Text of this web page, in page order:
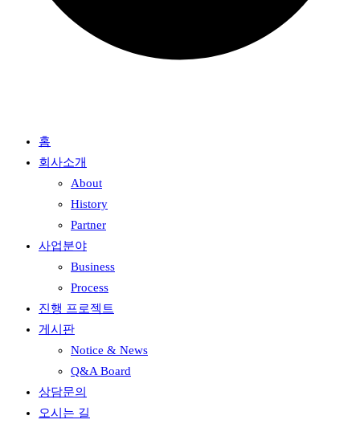
홈
회사소개
About
History
Partner
사업분야
Business
Process
진행 프로젝트
게시판
Notice & News
Q&A Board
상담문의
오시는 길